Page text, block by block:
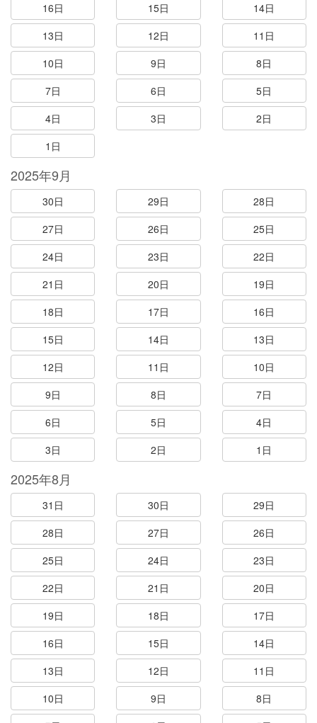
16日
15日
14日
13日
12日
11日
10日
9日
8日
7日
6日
5日
4日
3日
2日
1日
2025年9月
30日 29日
28日
27日
26日
25日
24日
23日
22日
21日
20日
19日
18日
17日
16日
15日
14日
13日
12日
11日
10日
9日
8日
7日
6日
5日
4日
3日
2日 1日
2025年8月
31日 30日
29日
28日
27日
26日
25日
24日
23日
22日
21日
20日
19日
18日
17日
16日
15日
14日
13日
12日
11日
10日
9日
8日